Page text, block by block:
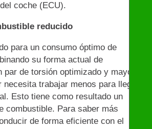
coche (ECU).
reducido
para un consumo óptimo de
su forma actual de
de torsión optimizado y mayor
trabajar menos para llegar
Esto tiene como resultado un
combustible. Para saber más
de forma eficiente con el